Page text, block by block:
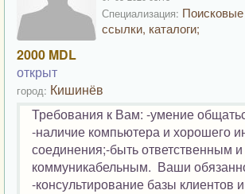
Специализация:
ссылки, каталоги;
2000 MDL
открыт
город: Кишинёв
Требования к Вам: -умение
-наличие компьютера и хорошего
соединения;-быть ответственным и
коммуникабельным. Ваши
-консультирование базы клиентов